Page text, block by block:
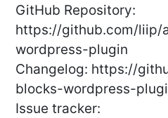
GitHub Repository:
https://github.com/liip/
wordpress-plugin
Changelog: https://
blocks-wordpress-
Issue tracker: